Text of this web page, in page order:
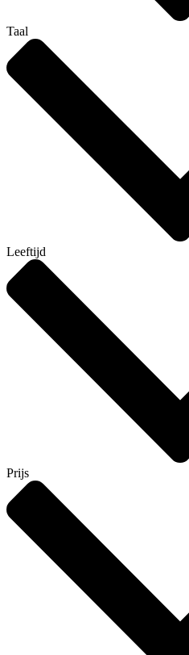
Taal
Leeftijd
Prijs